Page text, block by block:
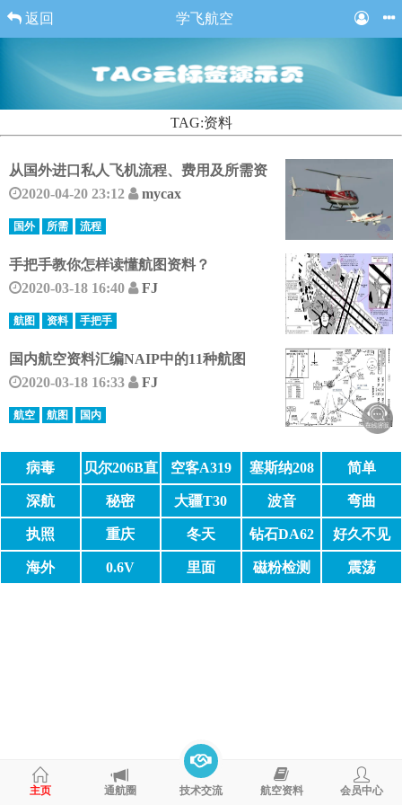
返回 学飞航空
TAG:资料
从国外进口私人飞机流程、费用及所需资
2020-04-20 23:12
mycax
国外 所需 流程
手把手教你怎样读懂航图资料？
2020-03-18 16:40
FJ
航图 资料 手把手
国内航空资料汇编NAIP中的11种航图
2020-03-18 16:33
FJ
航空 航图 国内
病毒 贝尔206B直
升机
空客A319 塞斯纳208 简单
深航 秘密 大疆T30 波音
737MAX
弯曲
执照 重庆 冬天 钻石DA62 好久不见
海外 0.6V 里面 磁粉检测 震荡
主页 通航圈 技术交流 航空资料 会员中心